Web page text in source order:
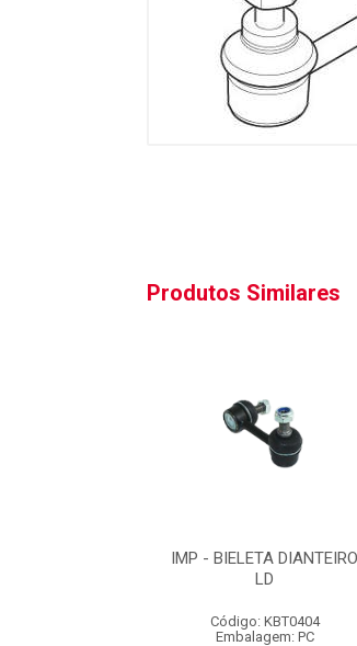
Produtos Similares
IMP - BIELETA DIANTEIRO
LD
Código: KBT0404
Embalagem: PC